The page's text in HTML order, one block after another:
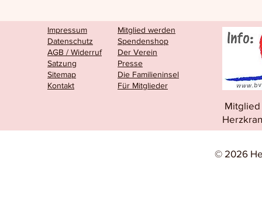
Impressum
Datenschutz
AGB / Widerruf
Satzung
Sitemap
Kontakt
Mitglied werden
Spendenshop
Der Verein
Presse
Die Familieninsel
Für Mitglieder
© 2026